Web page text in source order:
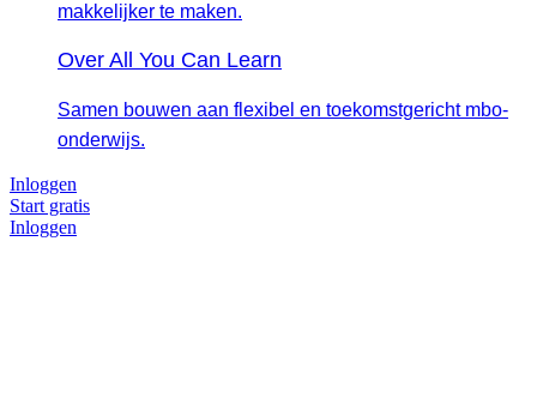
makkelijker te maken.
Over All You Can Learn
Samen bouwen aan flexibel en toekomstgericht mbo-
onderwijs.
Inloggen
Start gratis
Inloggen